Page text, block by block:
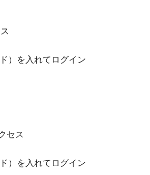
）を入れてログイン
セス
）を入れてログイン